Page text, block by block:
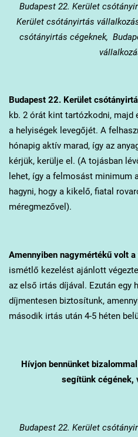
Budapest 22. Kerület
Kerület csótányirtás
csótányirtás cégeknek,
Budapest 22. Kerület
kb. 2 órát kint tartózkodni,
a helyiségek levegőjét. A
hónapig aktív marad, így az
kérjük, kerülje el. (A tojásban
lehet, így a felmosást minimum
hagyni, hogy a kikelő, fiatal
méregmezővel).
Amennyiben nagymértékű volt
ismétlő kezelést ajánlott
az első irtás díjával. Ezután egy
díjmentesen biztosítunk,
második irtás után 4-5 héten
Hívjon bennünket
segítünk cégének,
Budapest 22. Kerület